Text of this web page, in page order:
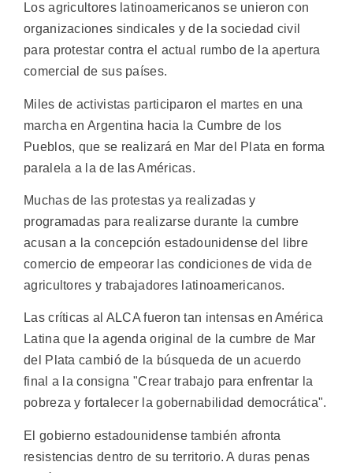
Los agricultores latinoamericanos se unieron con
organizaciones sindicales y de la sociedad civil
para protestar contra el actual rumbo de la apertura
comercial de sus países.
Miles de activistas participaron el martes en una
marcha en Argentina hacia la Cumbre de los
Pueblos, que se realizará en Mar del Plata en forma
paralela a la de las Américas.
Muchas de las protestas ya realizadas y
programadas para realizarse durante la cumbre
acusan a la concepción estadounidense del libre
comercio de empeorar las condiciones de vida de
agricultores y trabajadores latinoamericanos.
Las críticas al ALCA fueron tan intensas en América
Latina que la agenda original de la cumbre de Mar
del Plata cambió de la búsqueda de un acuerdo
final a la consigna "Crear trabajo para enfrentar la
pobreza y fortalecer la gobernabilidad democrática".
El gobierno estadounidense también afronta
resistencias dentro de su territorio. A duras penas